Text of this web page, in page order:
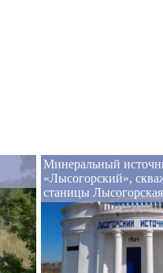
Минеральный
«Лысогорский»,
станицы Лысогорская